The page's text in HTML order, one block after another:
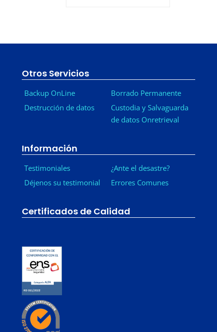
Otros Servicios
Backup OnLine
Destrucción de datos
Borrado Permanente
Custodia y Salvaguarda
de datos Onretrieval
Información
Testimoniales
Déjenos su testimonial
¿Ante el desastre?
Errores Comunes
Certificados de Calidad